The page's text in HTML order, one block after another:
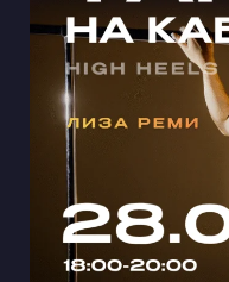
МАСТЕР-